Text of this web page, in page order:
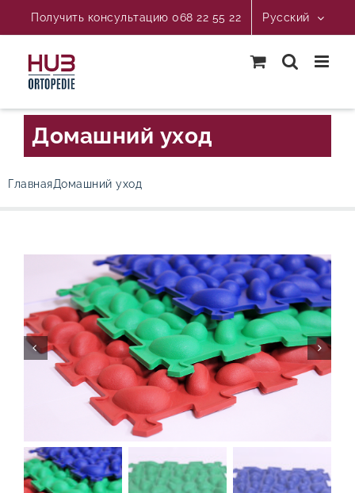
content
Получить консультацию 068 22 55 22 Русский
Домашний уход
ГлавнаяДомашний уход